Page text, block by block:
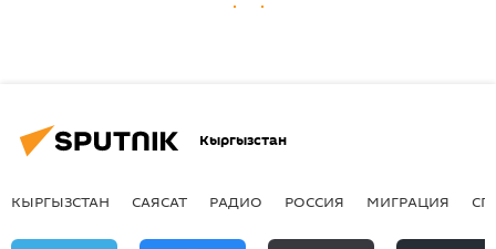
Кыргызстан
КЫРГЫЗСТАН САЯСАТ РАДИО РОССИЯ МИГРАЦИЯ